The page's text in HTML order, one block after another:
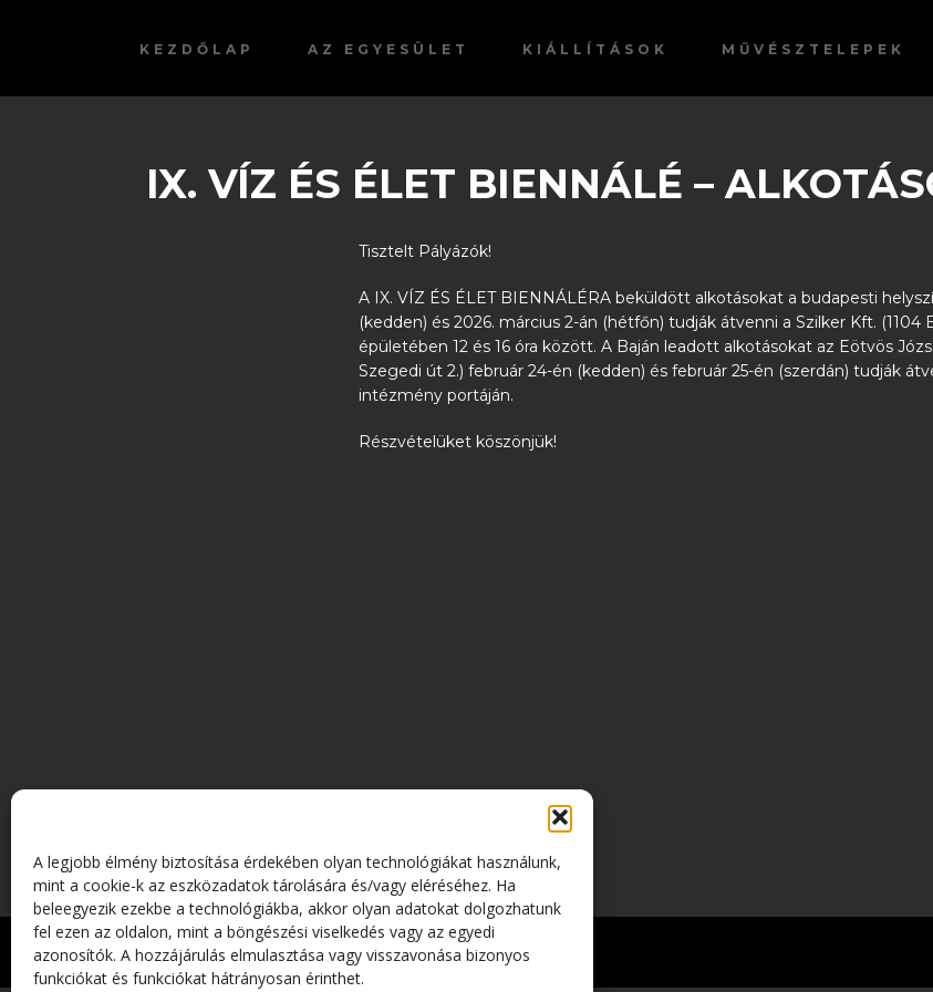
A legjobb élmény biztosítása érdekében olyan technológiákat használunk,
mint a cookie-k az eszközadatok tárolására és/vagy eléréséhez. Ha
beleegyezik ezekbe a technológiákba, akkor olyan adatokat dolgozhatunk
fel ezen az oldalon, mint a böngészési viselkedés vagy az egyedi
azonosítók. A hozzájárulás elmulasztása vagy visszavonása bizonyos
funkciókat és funkciókat hátrányosan érinthet.
KEZDŐLAP AZ EGYESÜLET KIÁLLÍTÁSOK MŰVÉSZTELEPEK
IX. VÍZ ÉS ÉLET BIENNÁLÉ –
Tisztelt Pályázók!
A IX. VÍZ ÉS ÉLET BIENNÁLÉRA beküldött alkotásokat a budapesti
(kedden) és 2026. március 2-án (hétfőn) tudják átvenni a Szilker Kft. (1104
épületében 12 és 16 óra között. A Baján leadott alkotásokat az Eötvös
Szegedi út 2.) február 24-én (kedden) és február 25-én (szerdán) tudják
intézmény portáján.
Részvételüket köszönjük!
CAFFARTKÉPZŐMŰVÉSZETI EGYESÜLET